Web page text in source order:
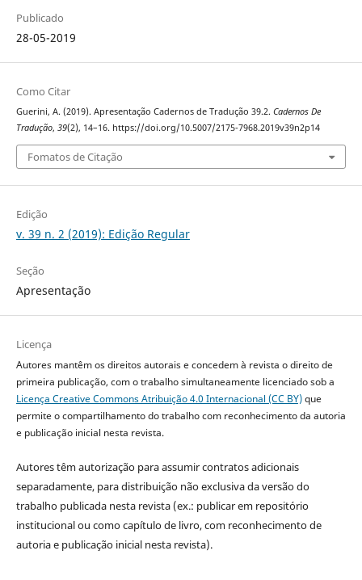
Publicado
28-05-2019
Como Citar
Guerini, A. (2019). Apresentação Cadernos de Tradução 39.2. Cadernos De
Tradução, 39(2), 14–16. https://doi.org/10.5007/2175-7968.2019v39n2p14
Fomatos de Citação
Edição
v. 39 n. 2 (2019): Edição Regular
Seção
Apresentação
Licença
Autores mantêm os direitos autorais e concedem à revista o direito de
primeira publicação, com o trabalho simultaneamente licenciado sob a
Licença Creative Commons Atribuição 4.0 Internacional (CC BY)que
permite o compartilhamento do trabalho com reconhecimento da autoria
e publicação inicial nesta revista.
Autores têm autorização para assumir contratos adicionais
separadamente, para distribuição não exclusiva da versão do
trabalho publicada nesta revista (ex.: publicar em repositório
institucional ou como capítulo de livro, com reconhecimento de
autoria e publicação inicial nesta revista).